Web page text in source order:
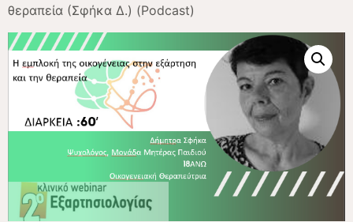
θεραπεία (Σφήκα Δ.) (Podcast)